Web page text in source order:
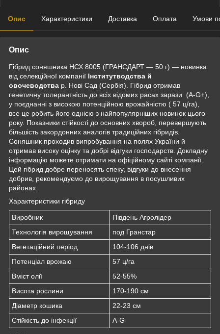
Опис Характеристики Доставка Оплата Умови
Опис
Гібрид соняшника НСХ 8005 (ГРАНСДАРТ — 50 г) — новинка
від селекційної компанії Інститутводства й
овочеводства р. Нові Сад (Сербія). Гібрид отримав
генетичну толерантність до всіх відомих расах зарази (A-G+),
у поєднанні з високою потенційною врожайністю ( 57 ц/га),
все це робить його однією з найпопулярніших новинок цього
року. Показники стійкості до основних хвороб, перевершують
більшість закордонних аналогів традиційних гібридів.
Соняшник проходив випробування на полях України й
отримав високу оцінку та добрі відгуки господарств. Докладну
інформацію можете отримати на офіційному сайті компанії.
Цей гібрид добре переносять спеку, відгуки до внесення
добрив, рекомендуємо до вирощування в посушливих
районах.
Характеристики гібриду
Виробник
Південь Агролідер
Технологія вирощування
под Гранстар
Вегетаційний період
104-106 днів
Потенціал врожаю
57 ц/га
Вміст олії
52-55%
Висота рослини
170-190 см
Діаметр кошика
22-23 см
Стійкість до інфекції
A-G